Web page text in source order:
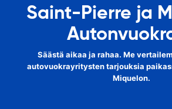
Saint-Pierre ja
Säästä aikaa ja rahaa. Me
autovuokrayritysten tarjouksia
Miquelon.